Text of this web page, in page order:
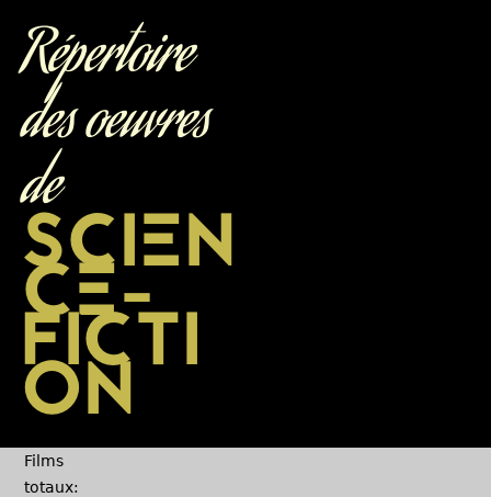
Répertoire
des oeuvres
de
SCIEN
CE-
FICTI
ON
Films
totaux: